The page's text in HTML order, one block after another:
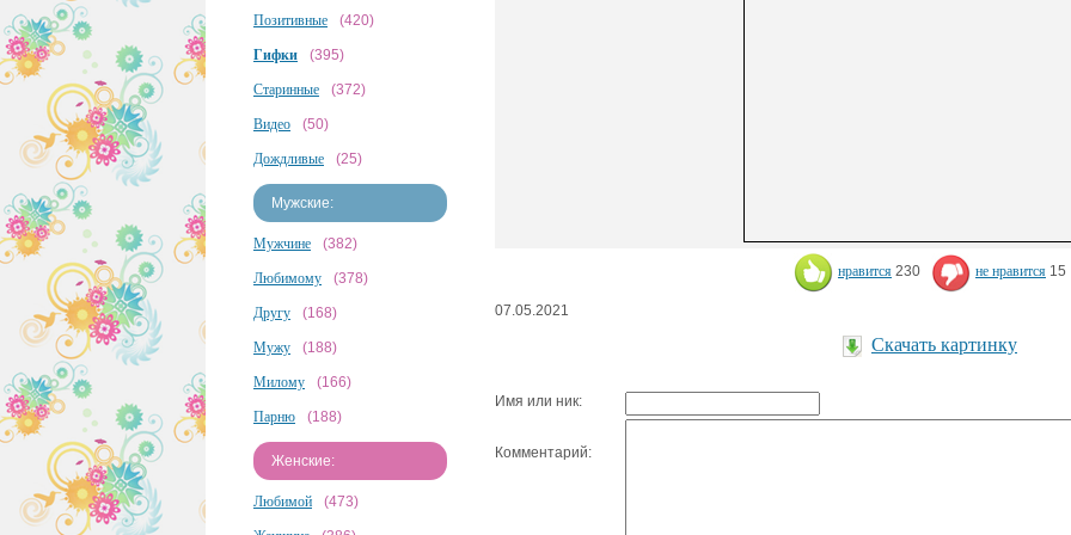
Позитивные (420)
Гифки (395)
Старинные (372)
Видео (50)
Дождливые (25)
Мужские:
Мужчине (382)
Любимому (378)
Другу (168)
Мужу (188)
Милому (166)
Парню (188)
Женские:
Любимой (473)
нравится 230 не нравится 15
07.05.2021
Скачать картинку
Имя или ник:
Комментарий: